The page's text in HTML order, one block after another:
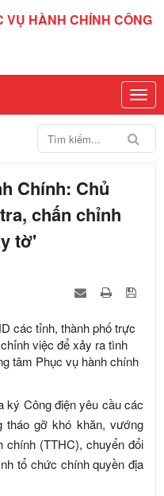
VỤ HÀNH CHÍNH CÔNG
Chính: Chủ
chấn chỉnh
tờ'
các tỉnh, thành phố trực
việc để xảy ra tình
tâm Phục vụ hành chính
ký Công điện yêu cầu các
tháo gỡ khó khăn, vướng
chính (TTHC), chuyển đổi
tổ chức chính quyền địa